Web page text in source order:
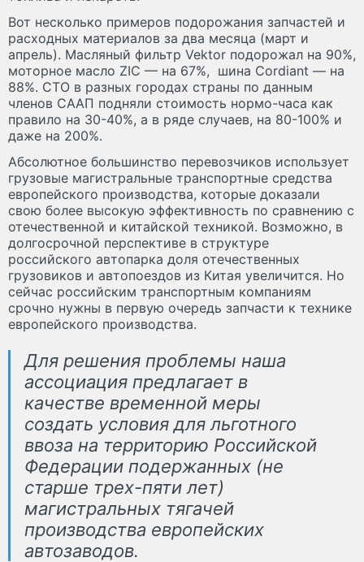
Вот несколько примеров подорожания запчастей и
расходных материалов за два месяца (март и
апрель). Масляный фильтр Vektor подорожал на 90%,
моторное масло ZIC — на 67%, шина Cordiant — на
88%. СТО в разных городах страны по данным
членов СААП подняли стоимость нормо-часа как
правило на 30-40%, а в ряде случаев, на 80-100% и
даже на 200%.
Абсолютное большинство перевозчиков использует
грузовые магистральные транспортные средства
европейского производства, которые доказали
свою более высокую эффективность по сравнению с
отечественной и китайской техникой. Возможно, в
долгосрочной перспективе в структуре
российского автопарка доля отечественных
грузовиков и автопоездов из Китая увеличится. Но
сейчас российским транспортным компаниям
срочно нужны в первую очередь запчасти к технике
европейского производства.
Для решения проблемы наша
ассоциация предлагает в
качестве временной меры
создать условия для льготного
ввоза на территорию Российской
Федерации подержанных (не
старше трех-пяти лет)
магистральных тягачей
производства европейских
автозаводов.